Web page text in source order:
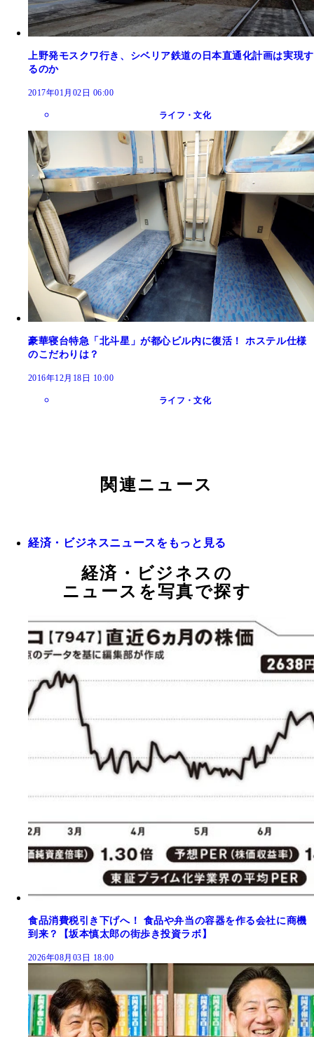
上野発モスクワ行き、シベリア鉄道の日本直通化計画は実現す
るのか
2017年01月02日 06:00
ライフ・文化
豪華寝台特急「北斗星」が都心ビル内に復活！ ホステル仕様
のこだわりは？
2016年12月18日 10:00
ライフ・文化
関連ニュース
経済・ビジネスニュースをもっと見る
経済・ビジネスの
ニュースを写真で探す
食品消費税引き下げへ！ 食品や弁当の容器を作る会社に商機
到来？【坂本慎太郎の街歩き投資ラボ】
2026年08月03日 18:00